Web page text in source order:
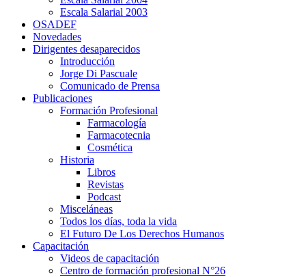
Escala Salarial 2003
OSADEF
Novedades
Dirigentes desaparecidos
Introducción
Jorge Di Pascuale
Comunicado de Prensa
Publicaciones
Formación Profesional
Farmacología
Farmacotecnia
Cosmética
Historia
Libros
Revistas
Podcast
Misceláneas
Todos los días, toda la vida
El Futuro De Los Derechos Humanos
Capacitación
Videos de capacitación
Centro de formación profesional N°26